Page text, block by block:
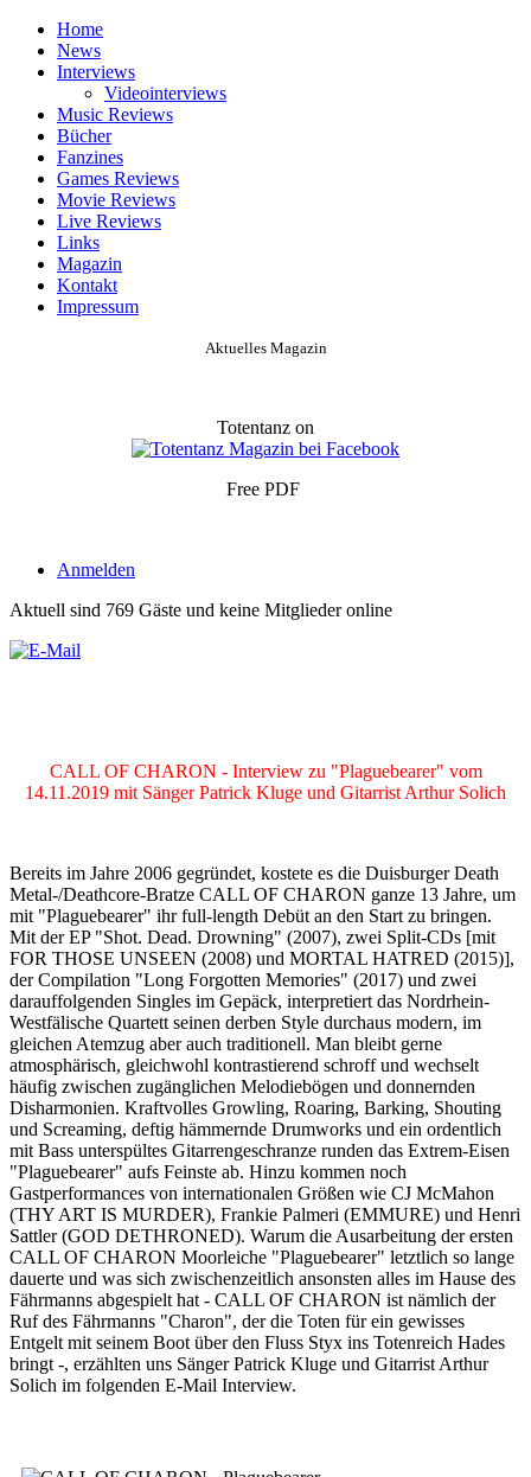
Home
News
Interviews
Videointerviews
Music Reviews
Bücher
Fanzines
Games Reviews
Movie Reviews
Live Reviews
Links
Magazin
Kontakt
Impressum
Aktuelles Magazin
Totentanz on
Free PDF
Anmelden
Aktuell sind 769 Gäste und keine Mitglieder online
CALL OF CHARON - Interview zu "Plaguebearer" vom
14.11.2019 mit Sänger Patrick Kluge und Gitarrist Arthur Solich
Bereits im Jahre 2006 gegründet, kostete es die Duisburger Death
Metal-/Deathcore-Bratze CALL OF CHARON ganze 13 Jahre, um
mit "Plaguebearer" ihr full-length Debüt an den Start zu bringen.
Mit der EP "Shot. Dead. Drowning" (2007), zwei Split-CDs [mit
FOR THOSE UNSEEN (2008) und MORTAL HATRED (2015)],
der Compilation "Long Forgotten Memories" (2017) und zwei
darauffolgenden Singles im Gepäck, interpretiert das Nordrhein-
Westfälische Quartett seinen derben Style durchaus modern, im
gleichen Atemzug aber auch traditionell. Man bleibt gerne
atmosphärisch, gleichwohl kontrastierend schroff und wechselt
häufig zwischen zugänglichen Melodiebögen und donnernden
Disharmonien. Kraftvolles Growling, Roaring, Barking, Shouting
und Screaming, deftig hämmernde Drumworks und ein ordentlich
mit Bass unterspültes Gitarrengeschranze runden das Extrem-Eisen
"Plaguebearer" aufs Feinste ab. Hinzu kommen noch
Gastperformances von internationalen Größen wie CJ McMahon
(THY ART IS MURDER), Frankie Palmeri (EMMURE) und Henri
Sattler (GOD DETHRONED). Warum die Ausarbeitung der ersten
CALL OF CHARON Moorleiche "Plaguebearer" letztlich so lange
dauerte und was sich zwischenzeitlich ansonsten alles im Hause des
Fährmanns abgespielt hat - CALL OF CHARON ist nämlich der
Ruf des Fährmanns "Charon", der die Toten für ein gewisses
Entgelt mit seinem Boot über den Fluss Styx ins Totenreich Hades
bringt -, erzählten uns Sänger Patrick Kluge und Gitarrist Arthur
Solich im folgenden E-Mail Interview.